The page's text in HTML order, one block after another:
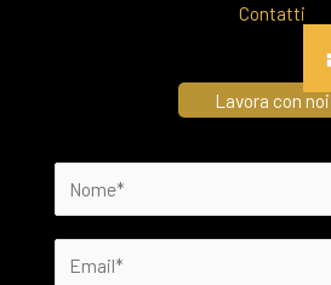
Contatti
Lavora con noi